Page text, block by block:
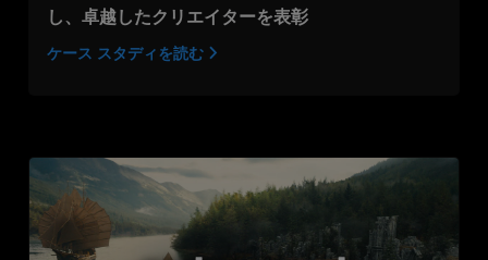
し、卓越したクリエイターを表彰
ケース スタディを読む